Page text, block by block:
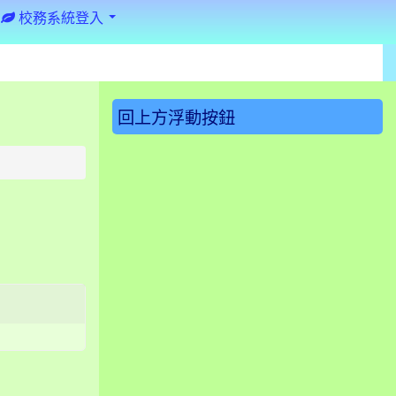
校務系統登入
::: 回上方浮動按鈕